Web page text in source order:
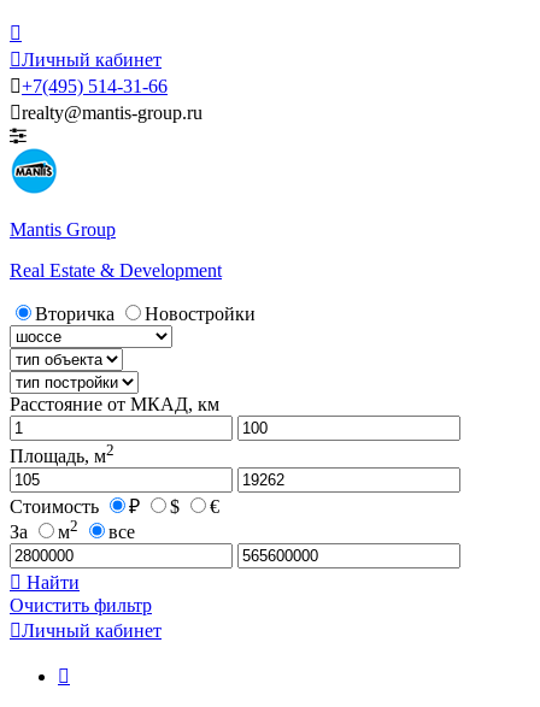

Личный кабинет
+7(495) 514-31-66
realty@mantis-group.ru
Mantis Group
Real Estate & Development
Вторичка Новостройки
Расстояние от МКАД, км
Площадь, м2
Стоимость ₽ $
€
За
м2 все
 Найти
Очистить фильтр
Личный кабинет
